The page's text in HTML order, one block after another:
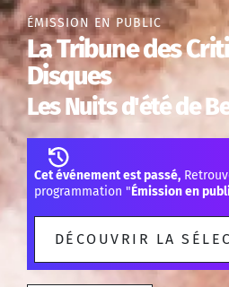
ÉMISSION EN PUBLIC
La Tribune des
Disques
Les Nuits d'été de
Cet événement est passé,
programmation "Émission en
DÉCOUVRIR LA